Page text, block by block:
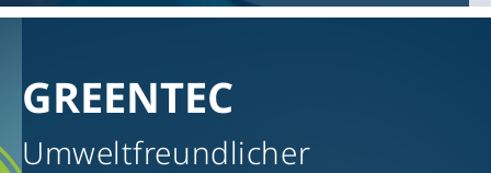
GREENTEC
Umweltfreundlicher